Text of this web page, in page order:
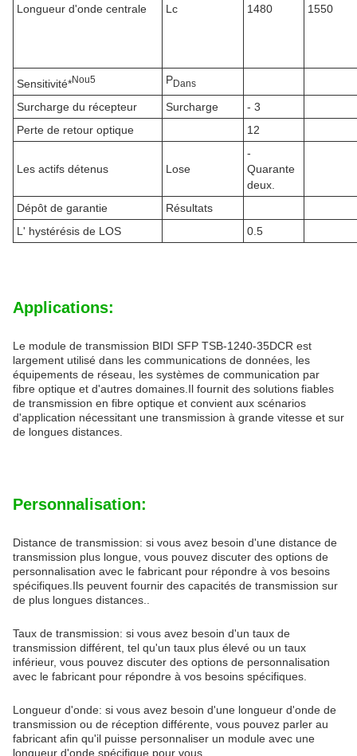
Longueur d'onde centrale Lc 1480 1550
Sensitivité*Nou5 PDans
Surcharge du récepteur Surcharge
- 3
Perte de retour optique
12
Les actifs détenus Lose
-
Quarante
deux.
Dépôt de garantie
Résultats
L' hystérésis de LOS
0.5
Applications:
Le module de transmission BIDI SFP TSB-1240-35DCR est
largement utilisé dans les communications de données, les
équipements de réseau, les systèmes de communication par
fibre optique et d'autres domaines.Il fournit des solutions fiables
de transmission en fibre optique et convient aux scénarios
d'application nécessitant une transmission à grande vitesse et sur
de longues distances.
Personnalisation:
Distance de transmission: si vous avez besoin d'une distance de
transmission plus longue, vous pouvez discuter des options de
personnalisation avec le fabricant pour répondre à vos besoins
spécifiques.Ils peuvent fournir des capacités de transmission sur
de plus longues distances..
Taux de transmission: si vous avez besoin d'un taux de
transmission différent, tel qu'un taux plus élevé ou un taux
inférieur, vous pouvez discuter des options de personnalisation
avec le fabricant pour répondre à vos besoins spécifiques.
Longueur d'onde: si vous avez besoin d'une longueur d'onde de
transmission ou de réception différente, vous pouvez parler au
fabricant afin qu'il puisse personnaliser un module avec une
longueur d'onde spécifique pour vous.